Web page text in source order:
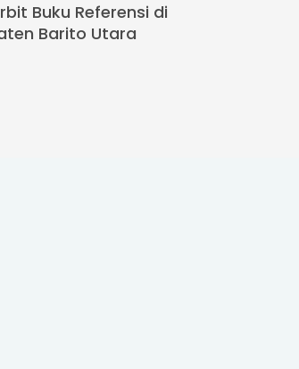
Buku Referensi di
Barito Utara